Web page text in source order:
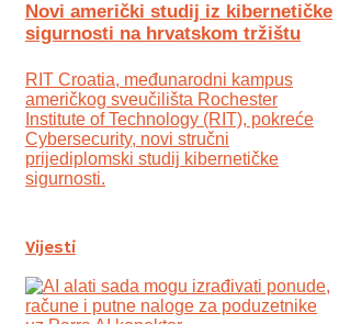
Novi američki studij iz kibernetičke
sigurnosti na hrvatskom tržištu
RIT Croatia, međunarodni kampus
američkog sveučilišta Rochester
Institute of Technology (RIT), pokreće
Cybersecurity, novi stručni
prijediplomski studij kibernetičke
sigurnosti.
Vijesti